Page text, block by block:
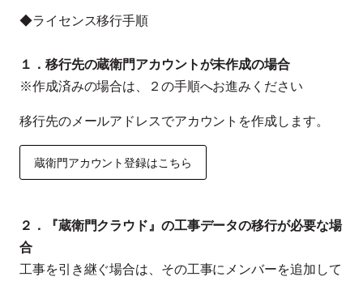
◆ライセンス移行手順
１．移行先の蔵衛門アカウントが未作成の場合
※作成済みの場合は、２の手順へお進みください
移行先のメールアドレスでアカウントを作成します。
蔵衛門アカウント登録はこちら
２．『蔵衛門クラウド』の工事データの移行が必要な場
合
工事を引き継ぐ場合は、その工事にメンバーを追加して